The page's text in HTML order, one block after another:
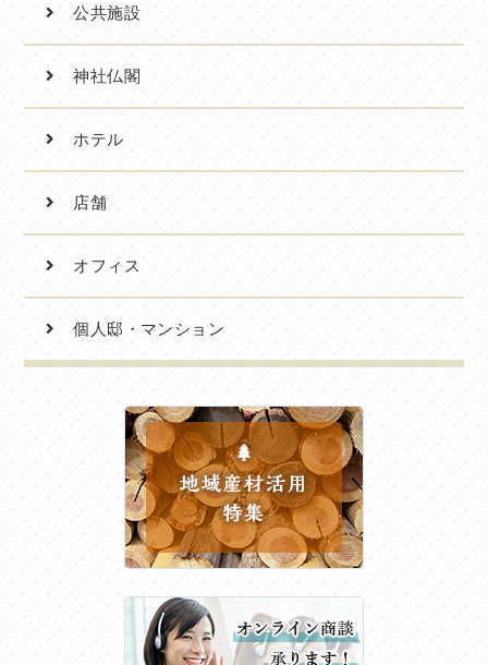
公共施設
神社仏閣
ホテル
店舗
オフィス
個人邸・マンション